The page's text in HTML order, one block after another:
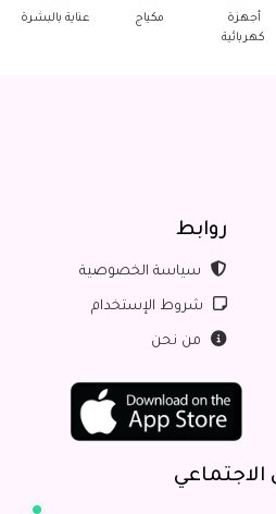
عناية بالبشرة
روابط
سياسة الخصوصية
شروط الإستخدام
من نحن
الاجتماعي